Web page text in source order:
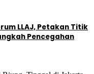
LLAJ, Petakan Titik
Pencegahan